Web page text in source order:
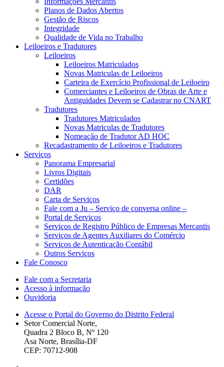
Planos de Dados Abertos
Gestão de Riscos
Integridade
Qualidade de Vida no Trabalho
Leiloeiros e Tradutores
Leiloeiros
Leiloeiros Matriculados
Novas Matriculas de Leiloeiros
Carteira de Exercício Profissional de Leiloeiro
Comerciantes e Leiloeiros de Obras de Arte e
Antiguidades Devem se Cadastrar no CNART
Tradutores
Tradutores Matriculados
Novas Matriculas de Tradutores
Nomeação de Tradutor AD HOC
Recadastramento de Leiloeiros e Tradutores
Serviços
Panorama Empresarial
Livros Digitais
Certidões
DAR
Carta de Serviços
Fale com a Ju – Serviço de conversa online –
Portal de Serviços
Serviços de Registro Público de Empresas Mercantis
Serviços de Agentes Auxiliares do Comércio
Serviços de Autenticação Contábil
Outros Serviços
Fale Conosco
Fale com a Secretaria
Acesso à informação
Ouvidoria
Acesse o Portal do Governo do Distrito Federal
Setor Comercial Norte,
Quadra 2 Bloco B, Nº 120
Asa Norte, Brasília-DF
CEP: 70712-908